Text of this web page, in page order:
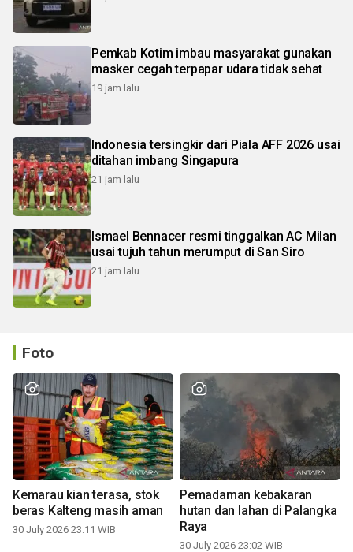
Pemkab Kotim imbau masyarakat gunakan
masker cegah terpapar udara tidak sehat
19 jam lalu
Indonesia tersingkir dari Piala AFF 2026 usai
ditahan imbang Singapura
21 jam lalu
Ismael Bennacer resmi tinggalkan AC Milan
usai tujuh tahun merumput di San Siro
21 jam lalu
Foto
Kemarau kian terasa, stok
beras Kalteng masih aman
30 July 2026 23:11 WIB
Pemadaman kebakaran
hutan dan lahan di Palangka
Raya
30 July 2026 23:02 WIB